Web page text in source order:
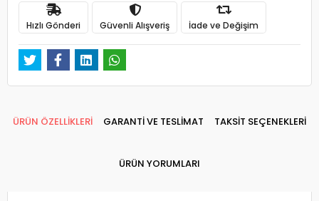
Hızlı Gönderi Güvenli Alışveriş İade ve Değişim
ÜRÜN ÖZELLİKLERİ GARANTİ VE TESLİMAT TAKSİT SEÇENEKLERİ
ÜRÜN YORUMLARI